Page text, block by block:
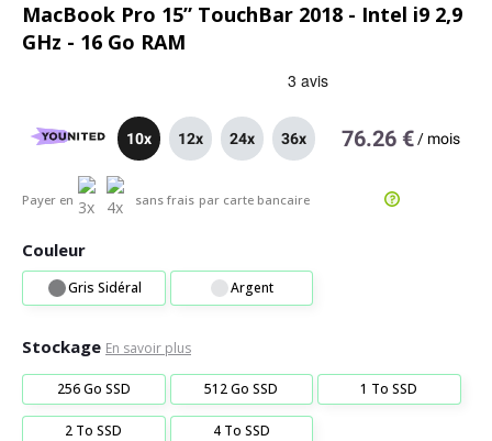
MacBook Pro 15” TouchBar 2018 - Intel i9 2,9
GHz - 16 Go RAM
10x 12x 24x 36x 76.26 € / mois
Payer en sans frais par carte bancaire
Couleur
Gris Sidéral Argent
Stockage En savoir plus
256 Go SSD 512 Go SSD 1 To SSD
2 To SSD 4 To SSD